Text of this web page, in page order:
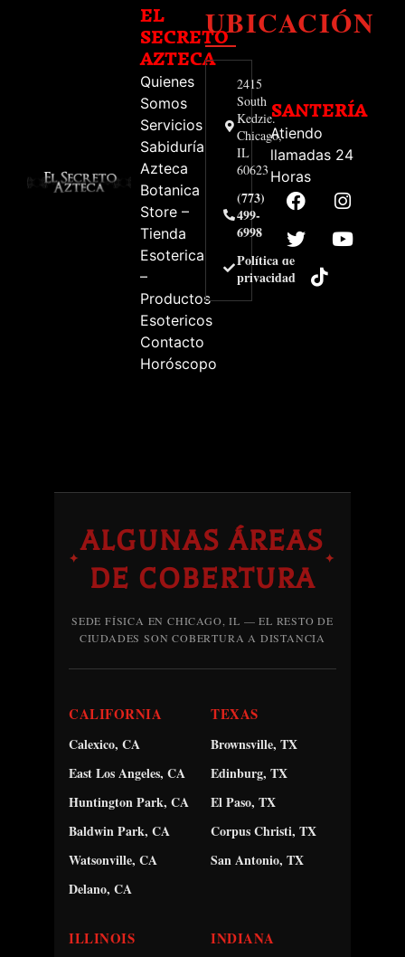
EL
SECRETO
AZTECA
Quienes
Somos
Servicios
Sabiduría
Azteca
Botanica
Store –
Tienda
Esoterica
–
Productos
Esotericos
Contacto
Horóscopo
UBICACIÓN
2415
South
Kedzie.
Chicago,
IL
60623
(773)
499-
6998
Política de
privacidad
SANTERÍA
Atiendo
llamadas 24
Horas
✦
ALGUNAS ÁREAS
DE COBERTURA
✦
SEDE FÍSICA EN CHICAGO, IL — EL RESTO DE
CIUDADES SON COBERTURA A DISTANCIA
CALIFORNIA
Calexico, CA
East Los Angeles, CA
Huntington Park, CA
Baldwin Park, CA
Watsonville, CA
Delano, CA
TEXAS
Brownsville, TX
Edinburg, TX
El Paso, TX
Corpus Christi, TX
San Antonio, TX
ILLINOIS INDIANA